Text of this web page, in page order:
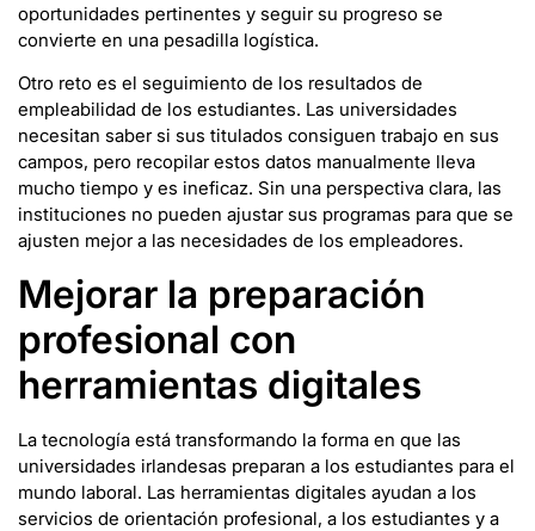
oportunidades pertinentes y seguir su progreso se
convierte en una pesadilla logística.
Otro reto es el seguimiento de los resultados de
empleabilidad de los estudiantes. Las universidades
necesitan saber si sus titulados consiguen trabajo en sus
campos, pero recopilar estos datos manualmente lleva
mucho tiempo y es ineficaz. Sin una perspectiva clara, las
instituciones no pueden ajustar sus programas para que se
ajusten mejor a las necesidades de los empleadores.
Mejorar la preparación
profesional con
herramientas digitales
La tecnología está transformando la forma en que las
universidades irlandesas preparan a los estudiantes para el
mundo laboral. Las herramientas digitales ayudan a los
servicios de orientación profesional, a los estudiantes y a